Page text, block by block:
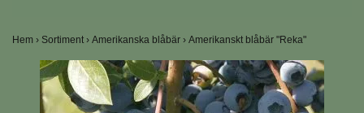
Hem › Sortiment› Amerikanska blåbär › Amerikanskt blåbär "Reka"